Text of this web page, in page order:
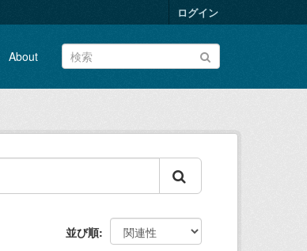
ログイン
About
並び順